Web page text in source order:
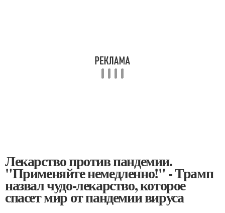
Лекарство против пандемии.
"Применяйте немедленно!" - Трамп
назвал чудо-лекарство, которое
спасет мир от пандемии вируса